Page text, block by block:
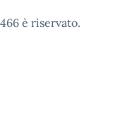
è riservato.